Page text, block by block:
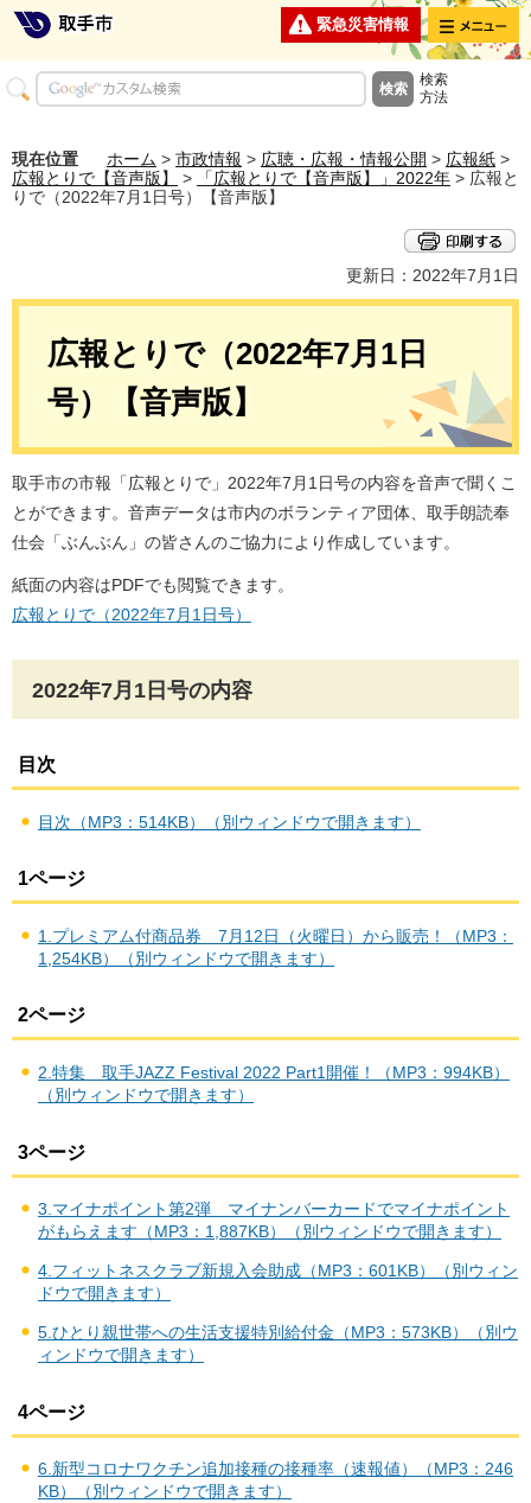
緊急災害情報 メニュー
検索
方法
現在位置 ホーム > 市政情報 > 広聴・広報・情報公開 > 広報紙 >
広報とりで【音声版】
> 「広報とりで【音声版】」2022年 > 広報と
りで（2022年7月1日号）【音声版】
更新日：2022年7月1日
広報とりで（2022年7月1日
号）【音声版】
取手市の市報「広報とりで」2022年7月1日号の内容を音声で聞くこ
とができます。音声データは市内のボランティア団体、取手朗読奉
仕会「ぶんぶん」の皆さんのご協力により作成しています。
紙面の内容はPDFでも閲覧できます。
広報とりで（2022年7月1日号）
2022年7月1日号の内容
目次
目次（MP3：514KB）（別ウィンドウで開きます）
1ページ
1.プレミアム付商品券 7月12日（火曜日）から販売！（MP3：
1,254KB）（別ウィンドウで開きます）
2ページ
2.特集 取手JAZZ Festival 2022 Part1開催！（MP3：994KB）
（別ウィンドウで開きます）
3ページ
3.マイナポイント第2弾 マイナンバーカードでマイナポイント
がもらえます（MP3：1,887KB）（別ウィンドウで開きます）
4.フィットネスクラブ新規入会助成（MP3：601KB）（別ウィン
ドウで開きます）
5.ひとり親世帯への生活支援特別給付金（MP3：573KB）（別ウ
ィンドウで開きます）
4ページ
6.新型コロナワクチン追加接種の接種率（速報値）（MP3：246
KB）（別ウィンドウで開きます）